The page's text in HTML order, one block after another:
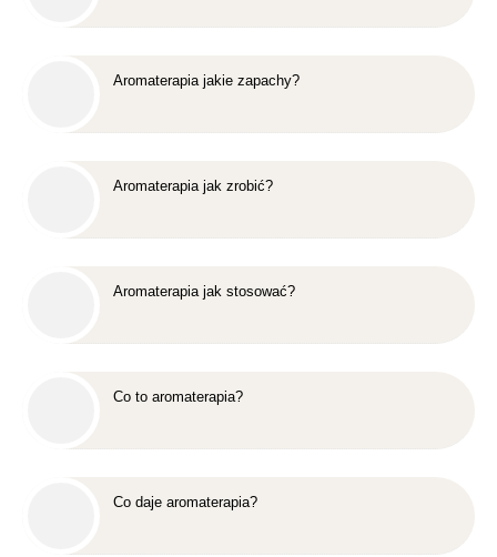
Aromaterapia jakie zapachy?
Aromaterapia jak zrobić?
Aromaterapia jak stosować?
Co to aromaterapia?
Co daje aromaterapia?